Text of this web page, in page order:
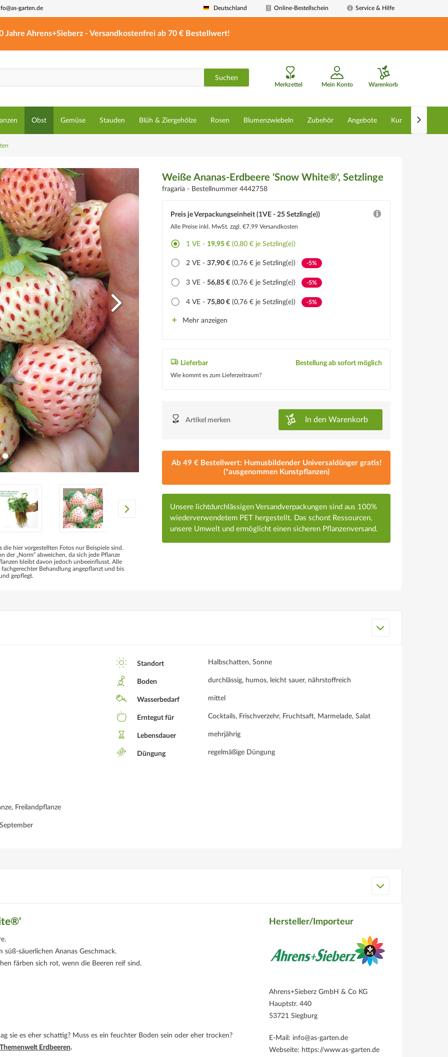
garten.de Deutschland Online-Bestellschein Service & Hilfe
Jahre Ahrens+Sieberz - Versandkostenfrei ab 70 € Bestellwert!
Suchen
Merkzettel Mein Konto Warenkorb
Obst Gemüse Stauden Blüh & Ziergehölze Rosen Blumenzwiebeln Zubehör Angebote Kunstpflanzen

hier vorgestellten Fotos nur Beispiele sind.
der „Norm“ abweichen, da sich jede Pflanze
bleibt davon jedoch unbeeinflusst. Alle
Behandlung angepflanzt und bis
gepflegt.
Weiße Ananas-Erdbeere 'Snow White®', Setzlinge
fragaria - Bestellnummer 4442758
Preis je Verpackungseinheit (1VE - 25 Setzling(e))
Alle Preise inkl. MwSt.zzgl. €7,99 Versandkosten
1 VE - 19,95 € (0,80 € je Setzling(e))
2 VE -37,90 € (0,76 € je Setzling(e)) -5%
3 VE -56,85 € (0,76 € je Setzling(e)) -5%
4 VE - 75,80 € (0,76 € je Setzling(e)) -5%
Mehr anzeigen
Lieferbar
Wie kommt es zum Lieferzeitraum?
Bestellung ab sofort möglich
Artikel merken In den Warenkorb
Ab 49 € Bestellwert: Humusbildender Universaldünger gratis!
(*ausgenommen Kunstpflanzen)
Unsere lichtdurchlässigen Versandverpackungen sind aus 100%
wiederverwendetem PET hergestellt. Das schont Ressourcen,
unsere Umwelt und ermöglicht einen sicheren Pflanzenversand.
Standort Halbschatten, Sonne
Boden durchlässig, humos, leicht sauer, nährstoffreich
Wasserbedarf mittel
Erntegut für Cocktails, Frischverzehr, Fruchtsaft, Marmelade, Salat
Lebensdauer mehrjährig
Düngung regelmäßige Düngung
Freilandpflanze
säuerlichen Ananas Geschmack.
färben sich rot, wenn die Beeren reif sind.
sie es eher schattig? Muss es ein feuchter Boden sein oder eher trocken?
Themenwelt Erdbeeren.
Hersteller/Importeur
Ahrens+Sieberz GmbH & Co KG
Hauptstr. 440
53721 Siegburg
E-Mail: info@as-garten.de
Webseite: https://www.as-garten.de